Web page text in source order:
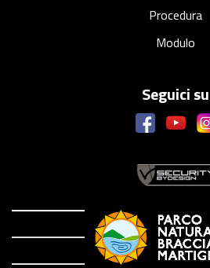
Procedura
Modulo
Seguici su